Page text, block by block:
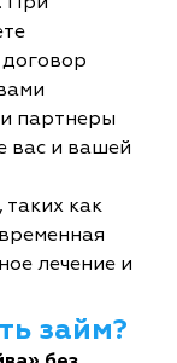
партнеры
вас и вашей
как
лечение и
займ?